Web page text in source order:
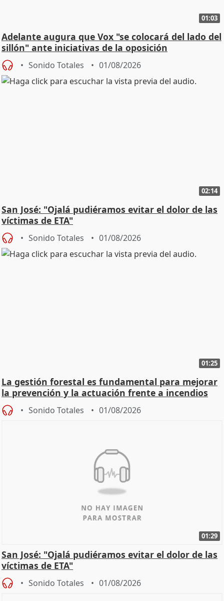
01:03
Adelante augura que Vox "se colocará del lado del
sillón" ante iniciativas de la oposición
Sonido Totales 01/08/2026
02:14
San José: "Ojalá pudiéramos evitar el dolor de las
víctimas de ETA"
Sonido Totales 01/08/2026
01:25
La gestión forestal es fundamental para mejorar
la prevención y la actuación frente a incendios
Sonido Totales 01/08/2026
01:29
San José: "Ojalá pudiéramos evitar el dolor de las
víctimas de ETA"
Sonido Totales 01/08/2026